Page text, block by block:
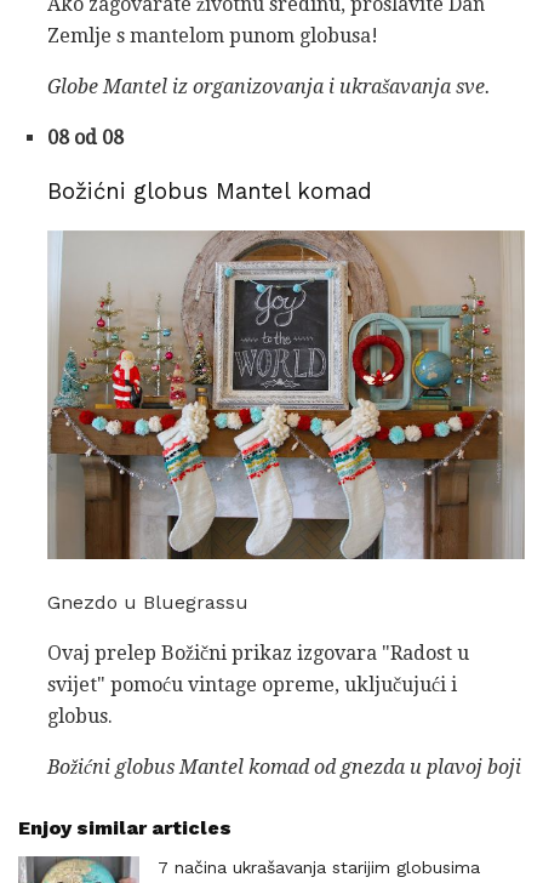
Zemlje s mantelom punom globusa!
Globe Mantel iz organizovanja i ukrašavanja sve.
08 od 08
Božićni globus Mantel komad
Gnezdo u Bluegrassu
Ovaj prelep Božični prikaz izgovara "Radost u
svijet" pomoću vintage opreme, uključujući i
globus.
Božićni globus Mantel komad od gnezda u plavoj boji
Enjoy similar articles
7 načina ukrašavanja starijim globusima